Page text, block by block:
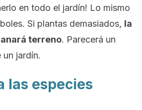
en todo el jardín! Lo mismo
Si plantas demasiados, la
terreno. Parecerá un
jardín.
las especies